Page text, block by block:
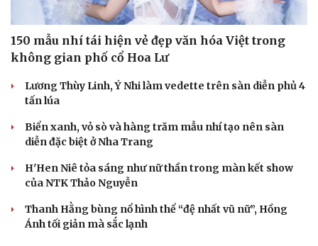
150 mẫu nhí tái hiện vẻ đẹp văn hóa Việt trong
không gian phố cổ Hoa Lư
Lương Thùy Linh, Ý Nhi làm vedette trên sàn diễn phủ 4
tấn lúa
Biển xanh, vỏ sò và hàng trăm mẫu nhí tạo nên sàn
diễn đặc biệt ở Nha Trang
H'Hen Niê tỏa sáng như nữ thần trong màn kết show
của NTK Thảo Nguyễn
Thanh Hằng bùng nổ hình thể “đệ nhất vũ nữ”, Hồng
Ánh tối giản mà sắc lạnh